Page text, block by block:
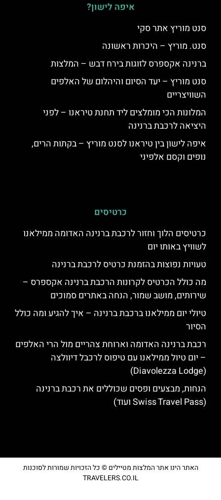
איפה לישון?
סנט מוריץ אתר סקי
סנט. מוריץ – היכרות ראשונה
ברנינה אקספרס לזוגות בירח דבש – המלצות
סנט מוריץ – יעד הסיום והיהלום של האלפים
השוויצריים
המלונות הכי מומלצים ליד תחנת טיראנו – לפני
היציאה לרכבת ברנינה
איפה לישון בין טיראנו לסנט מוריץ – בקתות הרים,
נופים וקסם אלפיני
כרטיסים
כרטיסים הלוך וחזור לרכבת ברנינה האדומה ממילאנו
לשוויץ באותו יום
טעויות נפוצות בהזמנת כרטיס לרכבת ברנינה
מה כולל הכרטיס לקרונות הרכבת ברנינה אקספרס –
שירותים, מושב שמור, הנחה באתרים סמוכים
טיולי יום ממילאנו ברכבת ברנינה – איך להגיע ומה כולל
הסיור
רכבת ברנינה האדומה וארוחת צהריים מול הרי האלפים
– יום טיול ממילאנו עם טיפוס לרכבל דיוולצה
(Diavolezza Lodge)
הנחות, מבצעים ופסים שכוללים את רכבת ברנינה
(Swiss Travel Pass ועוד)
האתר הינו אתר המלצות מטיילים © כל הזכויות שמורות לסוכנות
TRAVELERS.CO.IL